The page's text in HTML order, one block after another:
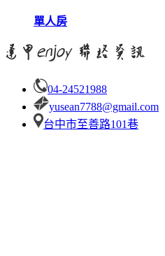
單人房
04-24521988
yusean7788@gmail.com
台中市至善路101巷